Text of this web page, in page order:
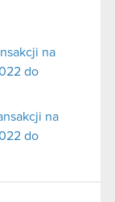
na
do
na
do